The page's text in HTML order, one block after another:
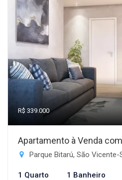
R$ 339.000
Apartamento à Venda
Parque Bitarú, São Vicente-
1 Quarto 1 Banheiro